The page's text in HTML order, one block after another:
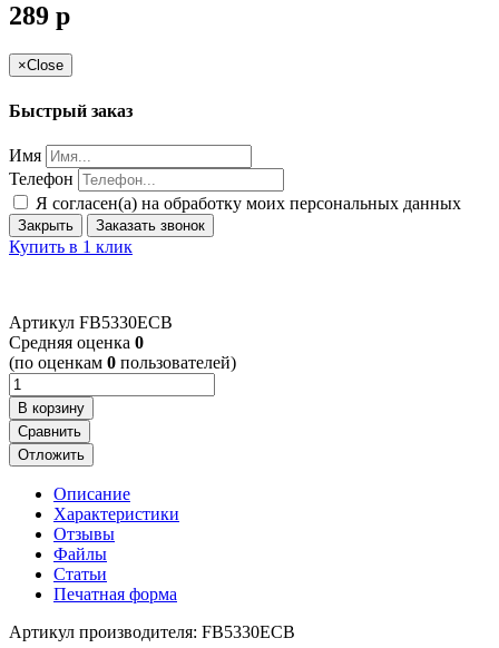
289 p
×Close
Быстрый заказ
Имя
Телефон
Я согласен(а) на обработку моих персональных данных
Закрыть Заказать звонок
Купить в 1 клик
Артикул FB5330ECB
Cредняя оценка 0
(по оценкам 0 пользователей)
В корзину
Сравнить
Отложить
Описание
Характеристики
Отзывы
Файлы
Статьи
Печатная форма
Артикул производителя: FB5330ECB